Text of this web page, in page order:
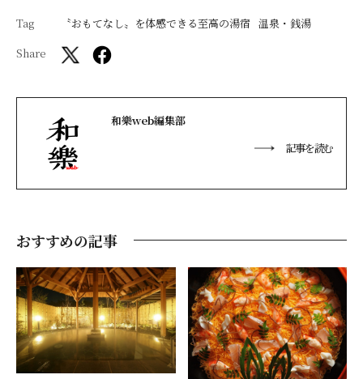
Tag 〝おもてなし〟を体感できる至高の湯宿 温泉・銭湯
Share
和樂web編集部
記事を読む
おすすめの記事